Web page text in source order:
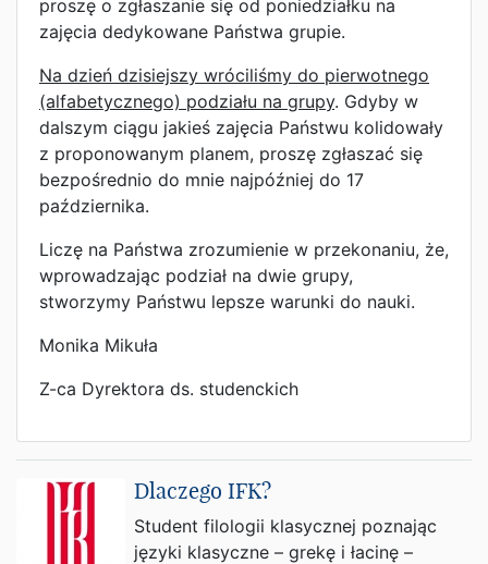
proszę o zgłaszanie się od poniedziałku na
zajęcia dedykowane Państwa grupie.
Na dzień dzisiejszy wróciliśmy do pierwotnego
(alfabetycznego) podziału na grupy. Gdyby w
dalszym ciągu jakieś zajęcia Państwu kolidowały
z proponowanym planem, proszę zgłaszać się
bezpośrednio do mnie najpóźniej do 17
października.
Liczę na Państwa zrozumienie w przekonaniu, że,
wprowadzając podział na dwie grupy,
stworzymy Państwu lepsze warunki do nauki.
Monika Mikuła
Z-ca Dyrektora ds. studenckich
Dlaczego IFK?
Student filologii klasycznej poznając
języki klasyczne – grekę i łacinę –